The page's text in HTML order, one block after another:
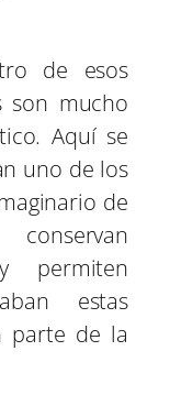
de esos
son mucho
Aquí se
uno de los
de
permiten
estas
parte de la